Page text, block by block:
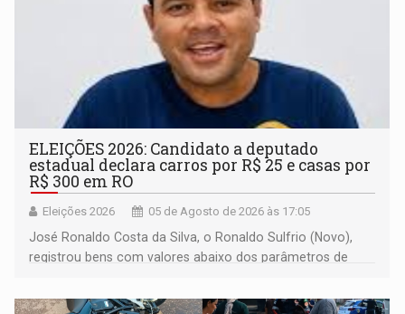
ELEIÇÕES 2026: Candidato a deputado
estadual declara carros por R$ 25 e casas por
R$ 300 em RO
Eleições 2026 05 de Agosto de 2026 às 17:05
José Ronaldo Costa da Silva, o Ronaldo Sulfrio (Novo),
registrou bens com valores abaixo dos parâmetros de
milhões